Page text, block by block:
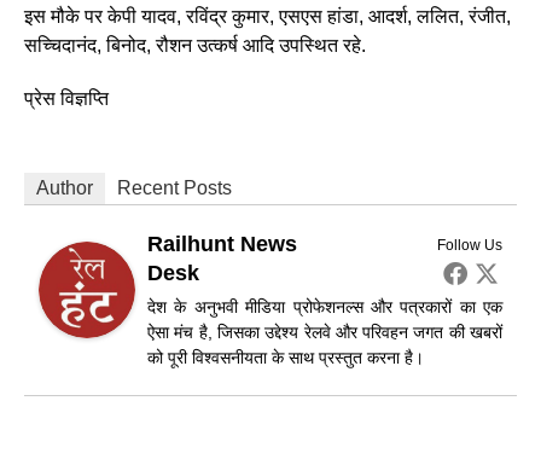
इस मौके पर केपी यादव, रविंद्र कुमार, एसएस हांडा, आदर्श, ललित, रंजीत,
सच्चिदानंद, बिनोद, रौशन उत्कर्ष आदि उपस्थित रहे.
प्रेस विज्ञप्ति
Author Recent Posts
Follow Us
Railhunt News
Desk
देश के अनुभवी मीडिया प्रोफेशनल्स और पत्रकारों का एक
ऐसा मंच है, जिसका उद्देश्य रेलवे और परिवहन जगत की खबरों
को पूरी विश्वसनीयता के साथ प्रस्तुत करना है।